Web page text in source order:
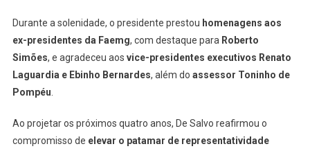
Durante a solenidade, o presidente prestou homenagens aos
ex-presidentes da Faemg, com destaque para Roberto
Simões, e agradeceu aos vice-presidentes executivos Renato
Laguardia e Ebinho Bernardes, além do assessor Toninho de
Pompéu
Ao projetar os próximos quatro anos, De Salvo reafirmou o
compromisso de elevar o patamar de representatividade